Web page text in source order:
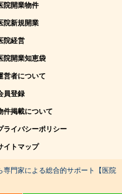
院開業物件
院新規開業
院経営
院開業知恵袋
営者について
員登録
件掲載について
ライバシーポリシー
イトマップ
専門家による総合的サポート【医院